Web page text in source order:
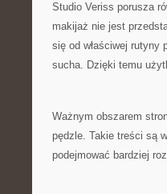
Studio Veriss porusza
makijaż nie jest
się od właściwej rutyny
sucha. Dzięki temu
Ważnym obszarem
pędzle. Takie treści są
podejmować bardziej